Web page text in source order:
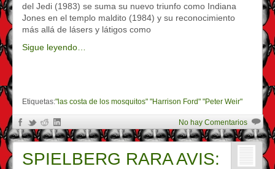
del Jedi (1983) se suma su nuevo triunfo como Indiana
Jones en el templo maldito (1984) y su reconocimiento
más allá de lásers y látigos como
Sigue leyendo…
Etiquetas:"las costa de los mosquitos" "Harrison Ford" "Peter Weir"
No hay Comentarios
SPIELBERG RARA AVIS: